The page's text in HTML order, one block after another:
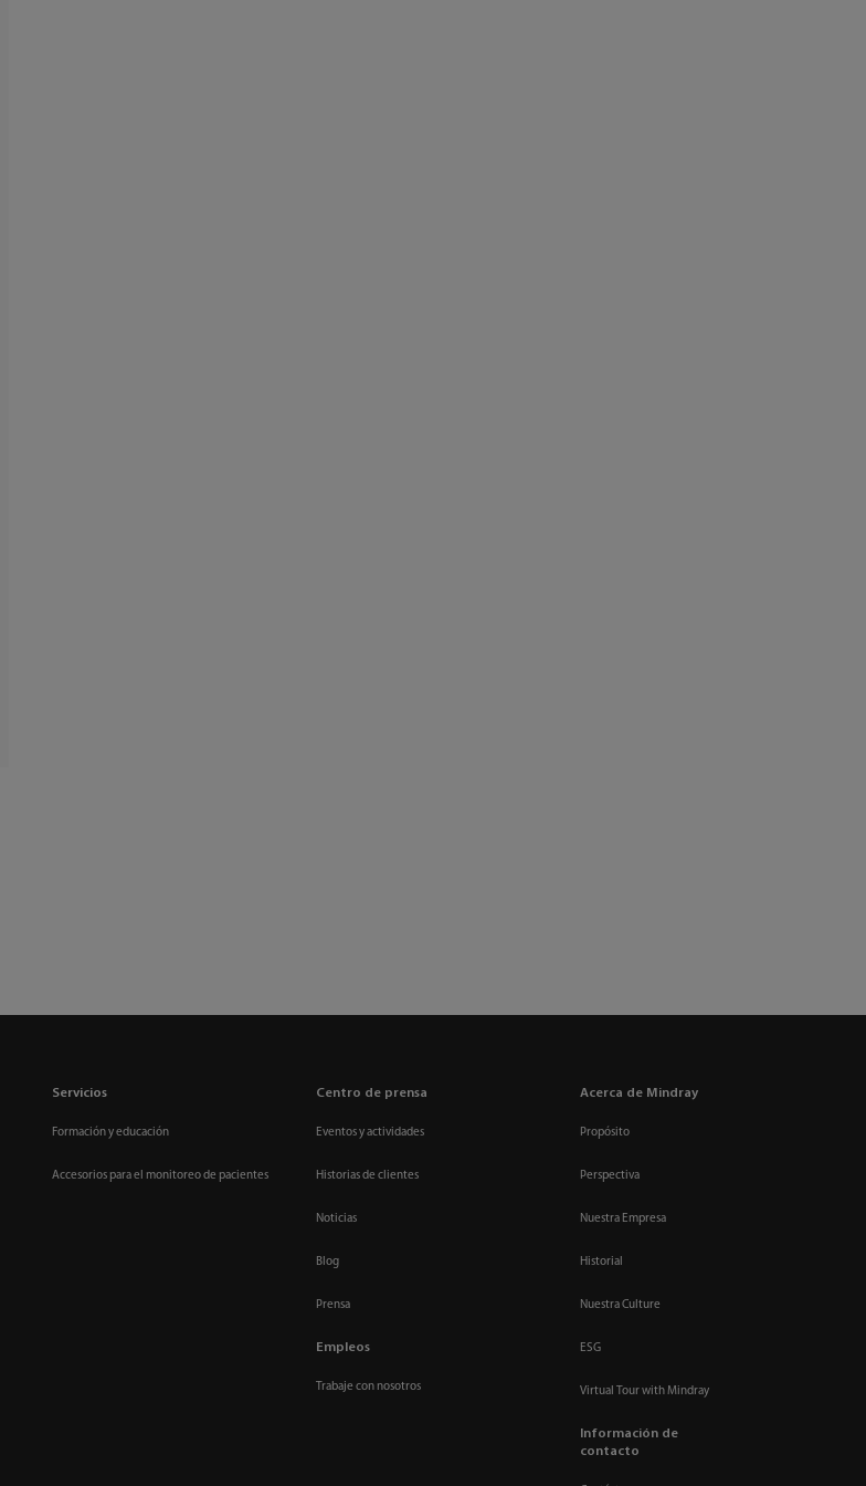
Servicios
Formación y educación
Accesorios para el monitoreo de pacientes
Centro de prensa
Eventos y actividades
Historias de clientes
Noticias
Blog
Prensa
Empleos
Trabaje con nosotros
Acerca de Mindray
Propósito
Perspectiva
Nuestra Empresa
Historial
Nuestra Culture
ESG
Virtual Tour with Mindray
Información de
contacto